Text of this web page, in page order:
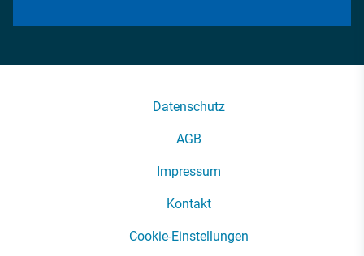
Datenschutz
AGB
Impressum
Kontakt
Cookie-Einstellungen